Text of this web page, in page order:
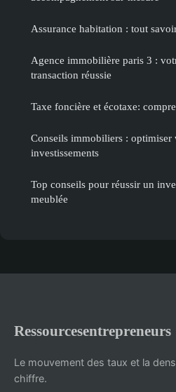
Assurance habitation : tout
Agence immobilière paris 3 :
transaction réussie
Taxe foncière et écotaxe:
Conseils immobiliers : optimiser
investissements
Top conseils pour réussir un
meublée
Ressourcesentrepreneurs
Le mouvement des taux et la
chiffre.